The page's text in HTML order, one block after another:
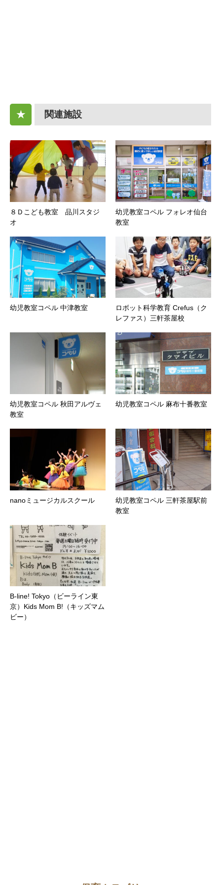
★ 関連施設
８Ｄこども教室 品川スタジ
オ
幼児教室コペル フォレオ仙台
教室
幼児教室コペル 中津教室
ロボット科学教育 Crefus（ク
レファス）三軒茶屋校
幼児教室コペル 秋田アルヴェ
教室
幼児教室コペル 麻布十番教室
nanoミュージカルスクール
幼児教室コペル 三軒茶屋駅前
教室
B-line! Tokyo（ビーライン東
京）Kids Mom B!（キッズマム
ビー）